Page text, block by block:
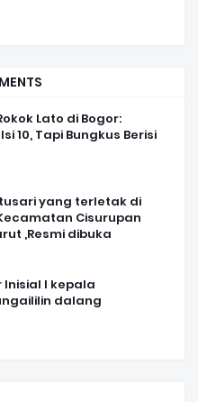
Lato di Bogor:
10, Tapi Bungkus Berisi
yang terletak di
Cisurupan
,Resmi dibuka
I kepala
dalang